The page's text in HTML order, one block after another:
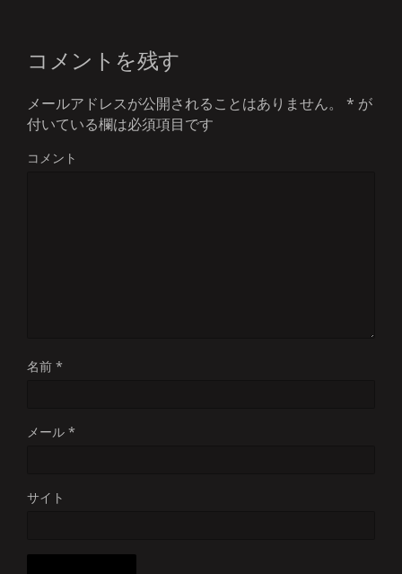
コメントを残す
メールアドレスが公開されることはありません。 * が
付いている欄は必須項目です
コメント
名前 *
メール *
サイト